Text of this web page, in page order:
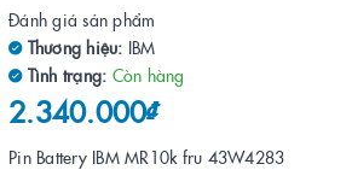
Đánh giá sản phẩm
Thương hiệu: IBM
Tình trạng: Còn hàng
2.340.000₫
Pin Battery IBM MR10k fru 43W4283